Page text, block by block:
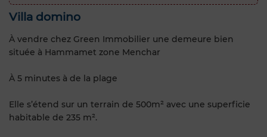
Villa domino
À vendre chez Green Immobilier une demeure bien
située à Hammamet zone Menchar
À 5 minutes à de la plage
Elle s’étend sur un terrain de 500m² avec une superficie
habitable de 235 m².